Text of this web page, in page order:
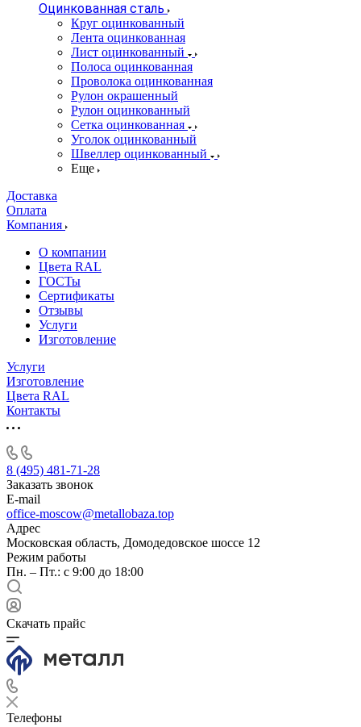
Оцинкованная сталь
Круг оцинкованный
Лента оцинкованная
Лист оцинкованный
Полоса оцинкованная
Проволока оцинкованная
Рулон окрашенный
Рулон оцинкованный
Сетка оцинкованная
Уголок оцинкованный
Швеллер оцинкованный
Еще
Доставка
Оплата
Компания
О компании
Цвета RAL
ГОСТы
Сертификаты
Отзывы
Услуги
Изготовление
Услуги
Изготовление
Цвета RAL
Контакты
8 (495) 481-71-28
Заказать звонок
E-mail
office-moscow@metallobaza.top
Адрес
Московская область, Домодедовское шоссе 12
Режим работы
Пн. – Пт.: с 9:00 до 18:00
Скачать прайс
Телефоны